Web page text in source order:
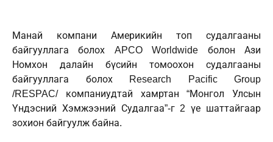
Манай компани Америкийн топ судалгааны
байгууллага болох APCO Worldwide болон Ази
Номхон далайн бүсийн томоохон судалгааны
байгууллага болох Research Pacific Group
/RESPAC/ компаниудтай хамртан “Монгол Улсын
Үндэсний Хэмжээний Судалгаа”-г 2 үе шаттайгаар
зохион байгуулж байна.